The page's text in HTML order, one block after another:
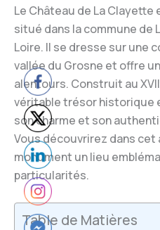
Le Château de La
situé dans la commune de
Loire. Il se dresse sur une
vallée du Grosne et offre
alentours. Construit au
véritable trésor historique
son charme et son
Vous découvrirez dans
monument un lieu
particularités.
Table de Matières